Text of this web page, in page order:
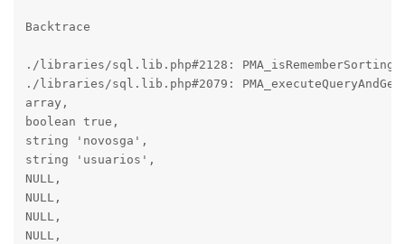
Backtrace
./libraries/sql.lib.php#2128:
./libraries/sql.lib.php#2079:
array,
boolean true,
string 'novosga',
string 'usuarios',
NULL,
NULL,
NULL,
NULL,